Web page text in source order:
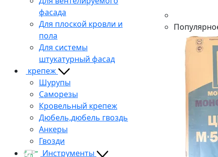
фасада
Для плоской кровли и
пола
Для системы
штукатурный фасад
крепеж
Шурупы
Саморезы
Кровельный крепеж
Дюбель,дюбель гвоздь
Анкеры
Гвозди
Инструменты